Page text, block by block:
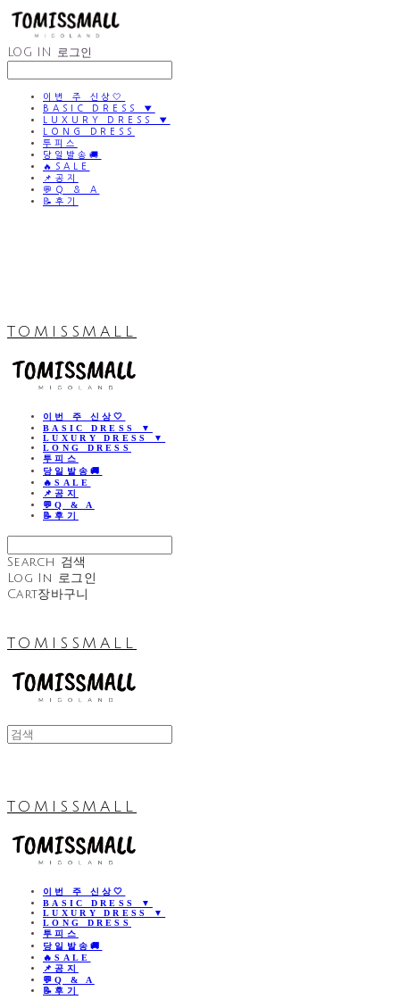
LOG IN 로그인
이번 주 신상🤍
BASIC DRESS ▼
LUXURY DRESS ▼
LONG DRESS
투피스
당일발송🚚
🔥SALE
📌공지
💬Q & A
📝후기
TOMISSMALL
이번 주 신상🤍
BASIC DRESS ▼
LUXURY DRESS ▼
LONG DRESS
투피스
당일발송🚚
🔥SALE
📌공지
💬Q & A
📝후기
Search 검색
Log In 로그인
Cart장바구니
TOMISSMALL
TOMISSMALL
이번 주 신상🤍
BASIC DRESS ▼
LUXURY DRESS ▼
LONG DRESS
투피스
당일발송🚚
🔥SALE
📌공지
💬Q & A
📝후기